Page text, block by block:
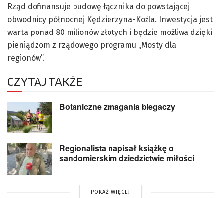
Rząd dofinansuje budowę łącznika do powstającej
obwodnicy północnej Kędzierzyna-Koźla. Inwestycja jest
warta ponad 80 milionów złotych i będzie możliwa dzięki
pieniądzom z rządowego programu „Mosty dla
regionów”.
CZYTAJ TAKŻE
Botaniczne zmagania biegaczy
Regionalista napisał książkę o
sandomierskim dziedzictwie miłości
POKAŻ WIĘCEJ